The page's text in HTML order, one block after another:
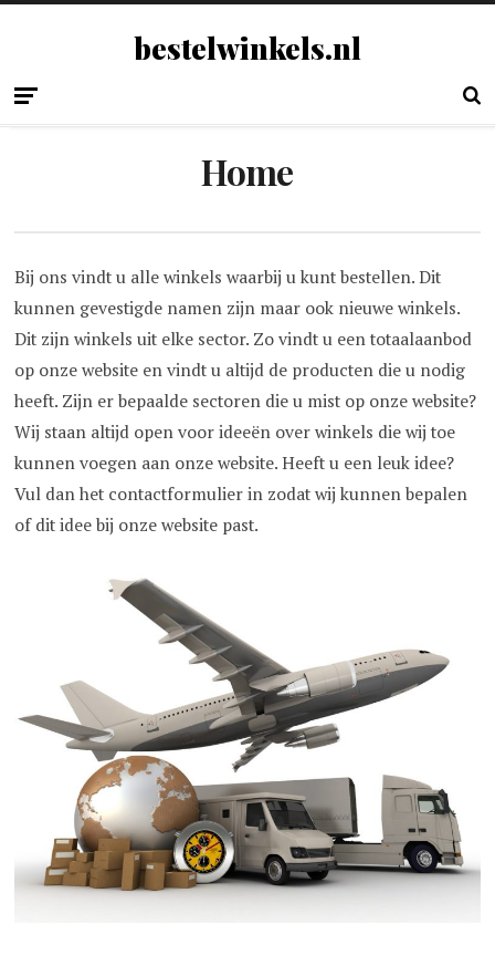
bestelwinkels.nl
Home
Bij ons vindt u alle winkels waarbij u kunt bestellen. Dit
kunnen gevestigde namen zijn maar ook nieuwe winkels.
Dit zijn winkels uit elke sector. Zo vindt u een totaalaanbod
op onze website en vindt u altijd de producten die u nodig
heeft. Zijn er bepaalde sectoren die u mist op onze website?
Wij staan altijd open voor ideeën over winkels die wij toe
kunnen voegen aan onze website. Heeft u een leuk idee?
Vul dan het contactformulier in zodat wij kunnen bepalen
of dit idee bij onze website past.